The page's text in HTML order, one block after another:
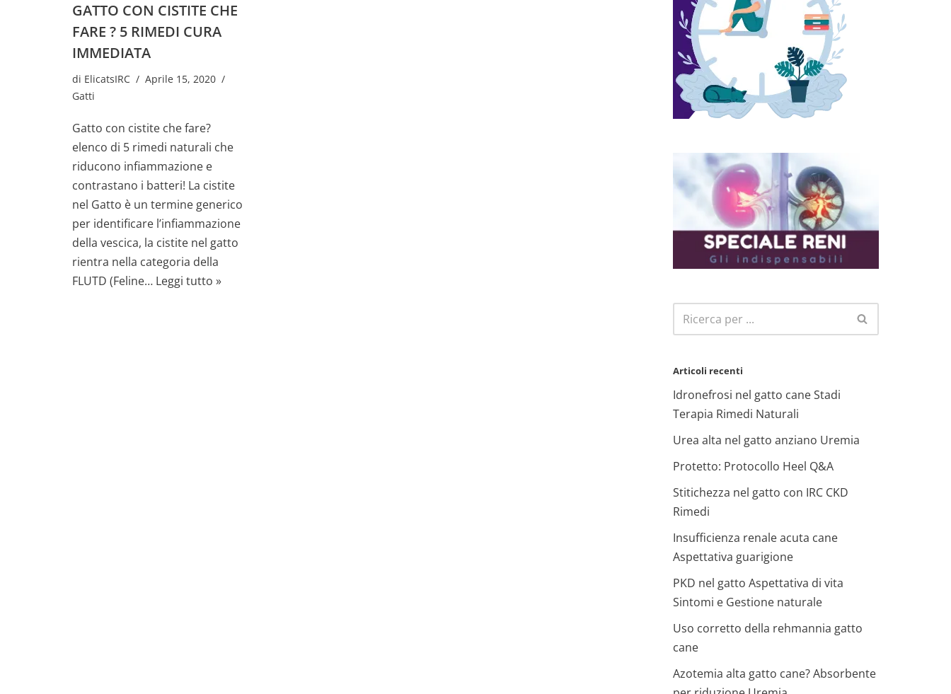
GATTO CON CISTITE CHE
FARE ? 5 RIMEDI CURA
IMMEDIATA
di ElicatsIRC
Aprile 15, 2020
Gatti
Gatto con cistite che fare?
elenco di 5 rimedi naturali che
riducono infiammazione e
contrastano i batteri! La cistite
nel Gatto è un termine generico
per identificare l’infiammazione
della vescica, la cistite nel gatto
rientra nella categoria della
FLUTD (Feline… Leggi tutto »
Articoli recenti
Idronefrosi nel gatto cane Stadi
Terapia Rimedi Naturali
Urea alta nel gatto anziano Uremia
Protetto: Protocollo Heel Q&A
Stitichezza nel gatto con IRC CKD
Rimedi
Insufficienza renale acuta cane
Aspettativa guarigione
PKD nel gatto Aspettativa di vita
Sintomi e Gestione naturale
Uso corretto della rehmannia gatto
cane
Azotemia alta gatto cane? Absorbente